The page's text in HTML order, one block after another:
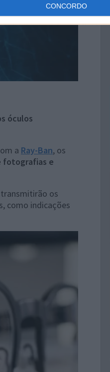
CONCORDO
óculos
a Ray-Ban, os
fotografias e
os
como indicações